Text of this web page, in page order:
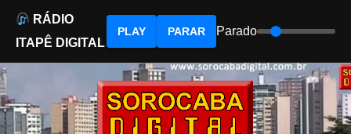
to
content
RÁDIO
ITAPÊ DIGITAL
PLAY PARAR Parado